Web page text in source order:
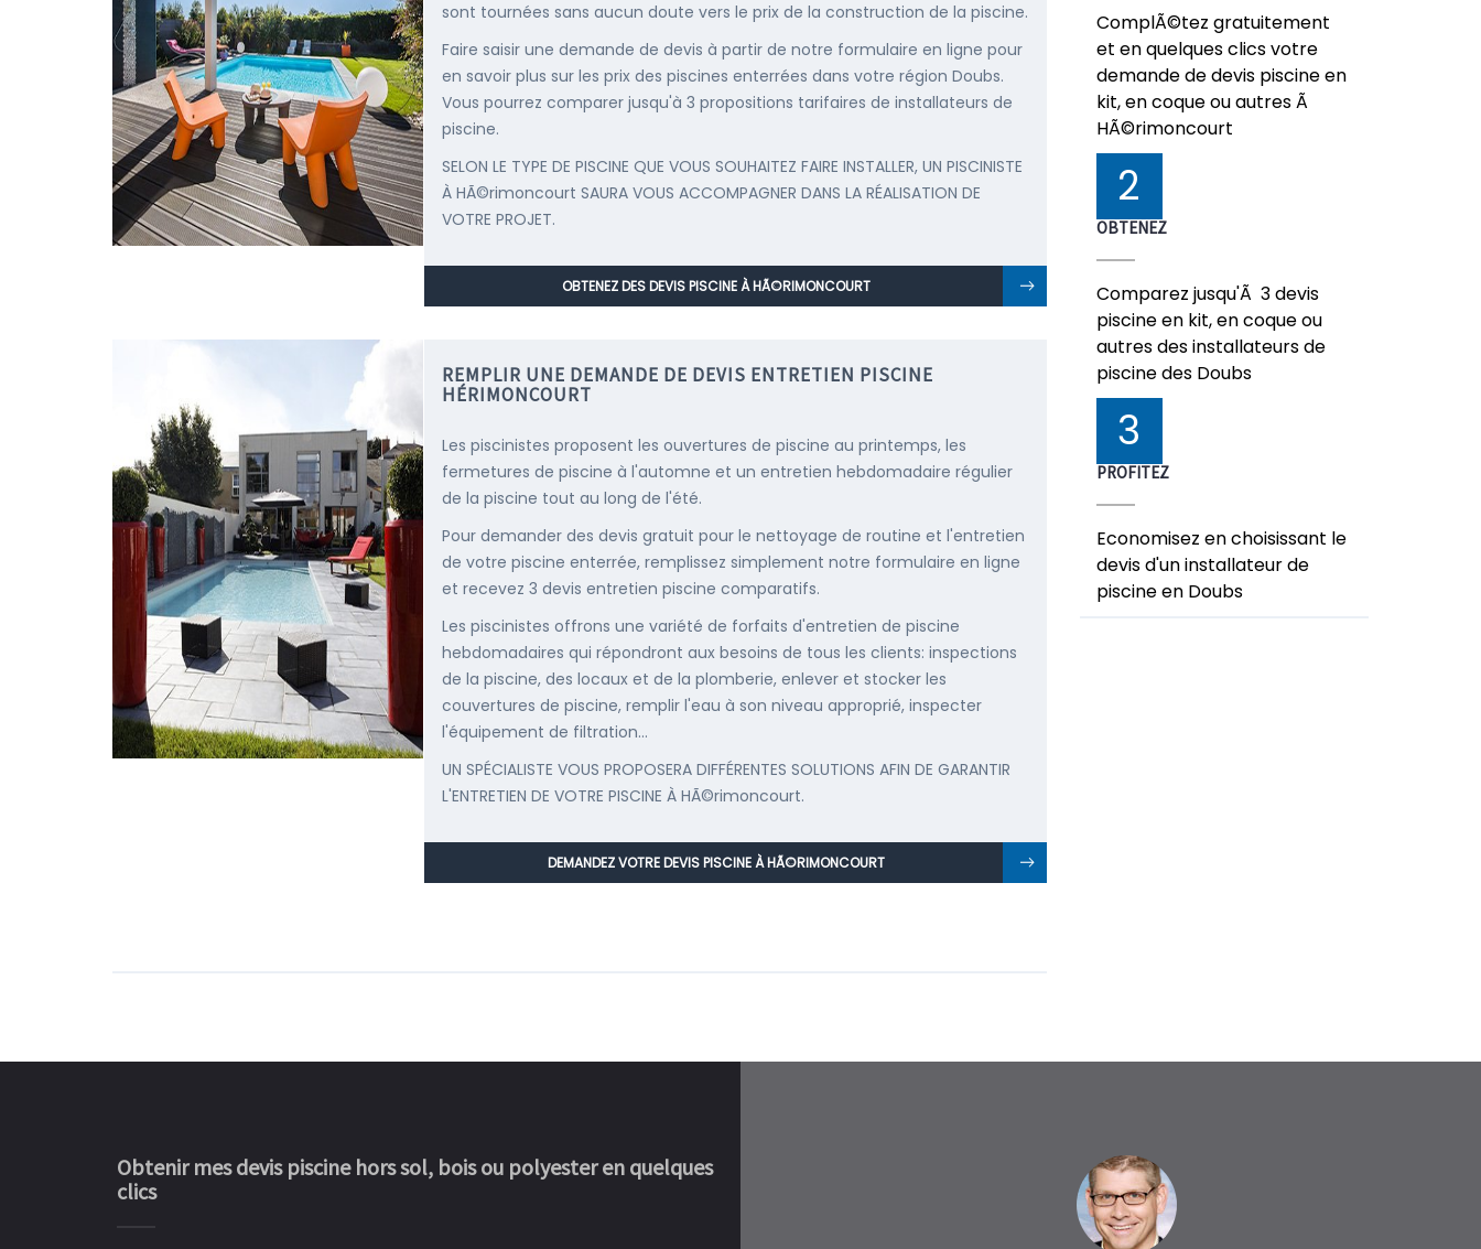
sont tournées sans aucun doute vers le prix de la construction de la piscine.
Faire saisir une demande de devis à partir de notre formulaire en ligne pour
en savoir plus sur les prix des piscines enterrées dans votre région Doubs.
Vous pourrez comparer jusqu'à 3 propositions tarifaires de installateurs de
piscine.
SELON LE TYPE DE PISCINE QUE VOUS SOUHAITEZ FAIRE INSTALLER, UN PISCINISTE
À HÃ©rimoncourt SAURA VOUS ACCOMPAGNER DANS LA RÉALISATION DE
VOTRE PROJET.
OBTENEZ DES DEVIS PISCINE À HÃ©RIMONCOURT
REMPLIR UNE DEMANDE DE DEVIS ENTRETIEN PISCINE
HÉRIMONCOURT
Les piscinistes proposent les ouvertures de piscine au printemps, les
fermetures de piscine à l'automne et un entretien hebdomadaire régulier
de la piscine tout au long de l'été.
Pour demander des devis gratuit pour le nettoyage de routine et l'entretien
de votre piscine enterrée, remplissez simplement notre formulaire en ligne
et recevez 3 devis entretien piscine comparatifs.
Les piscinistes offrons une variété de forfaits d'entretien de piscine
hebdomadaires qui répondront aux besoins de tous les clients: inspections
de la piscine, des locaux et de la plomberie, enlever et stocker les
couvertures de piscine, remplir l'eau à son niveau approprié, inspecter
l'équipement de filtration...
UN SPÉCIALISTE VOUS PROPOSERA DIFFÉRENTES SOLUTIONS AFIN DE GARANTIR
L'ENTRETIEN DE VOTRE PISCINE À HÃ©rimoncourt.
DEMANDEZ VOTRE DEVIS PISCINE À HÃ©RIMONCOURT
ComplÃ©tez gratuitement
et en quelques clics votre
demande de devis piscine en
kit, en coque ou autres Ã
HÃ©rimoncourt
2
OBTENEZ
Comparez jusqu'Ã 3 devis
piscine en kit, en coque ou
autres des installateurs de
piscine des Doubs
3
PROFITEZ
Economisez en choisissant le
devis d'un installateur de
piscine en Doubs
Obtenir mes devis piscine hors sol, bois ou polyester en quelques
clics